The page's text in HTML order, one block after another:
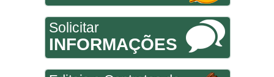
Solicitar
INFORMAÇÕES